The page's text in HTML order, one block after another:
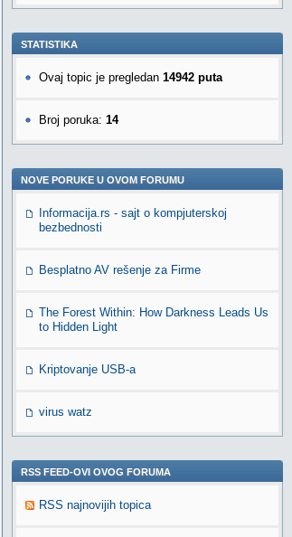
STATISTIKA
Ovaj topic je pregledan 14942 puta
Broj poruka: 14
NOVE PORUKE U OVOM FORUMU
Informacija.rs - sajt o kompjuterskoj
bezbednosti
Besplatno AV rešenje za Firme
The Forest Within: How Darkness Leads Us
to Hidden Light
Kriptovanje USB-a
virus watz
RSS FEED-OVI OVOG FORUMA
RSS najnovijih topica